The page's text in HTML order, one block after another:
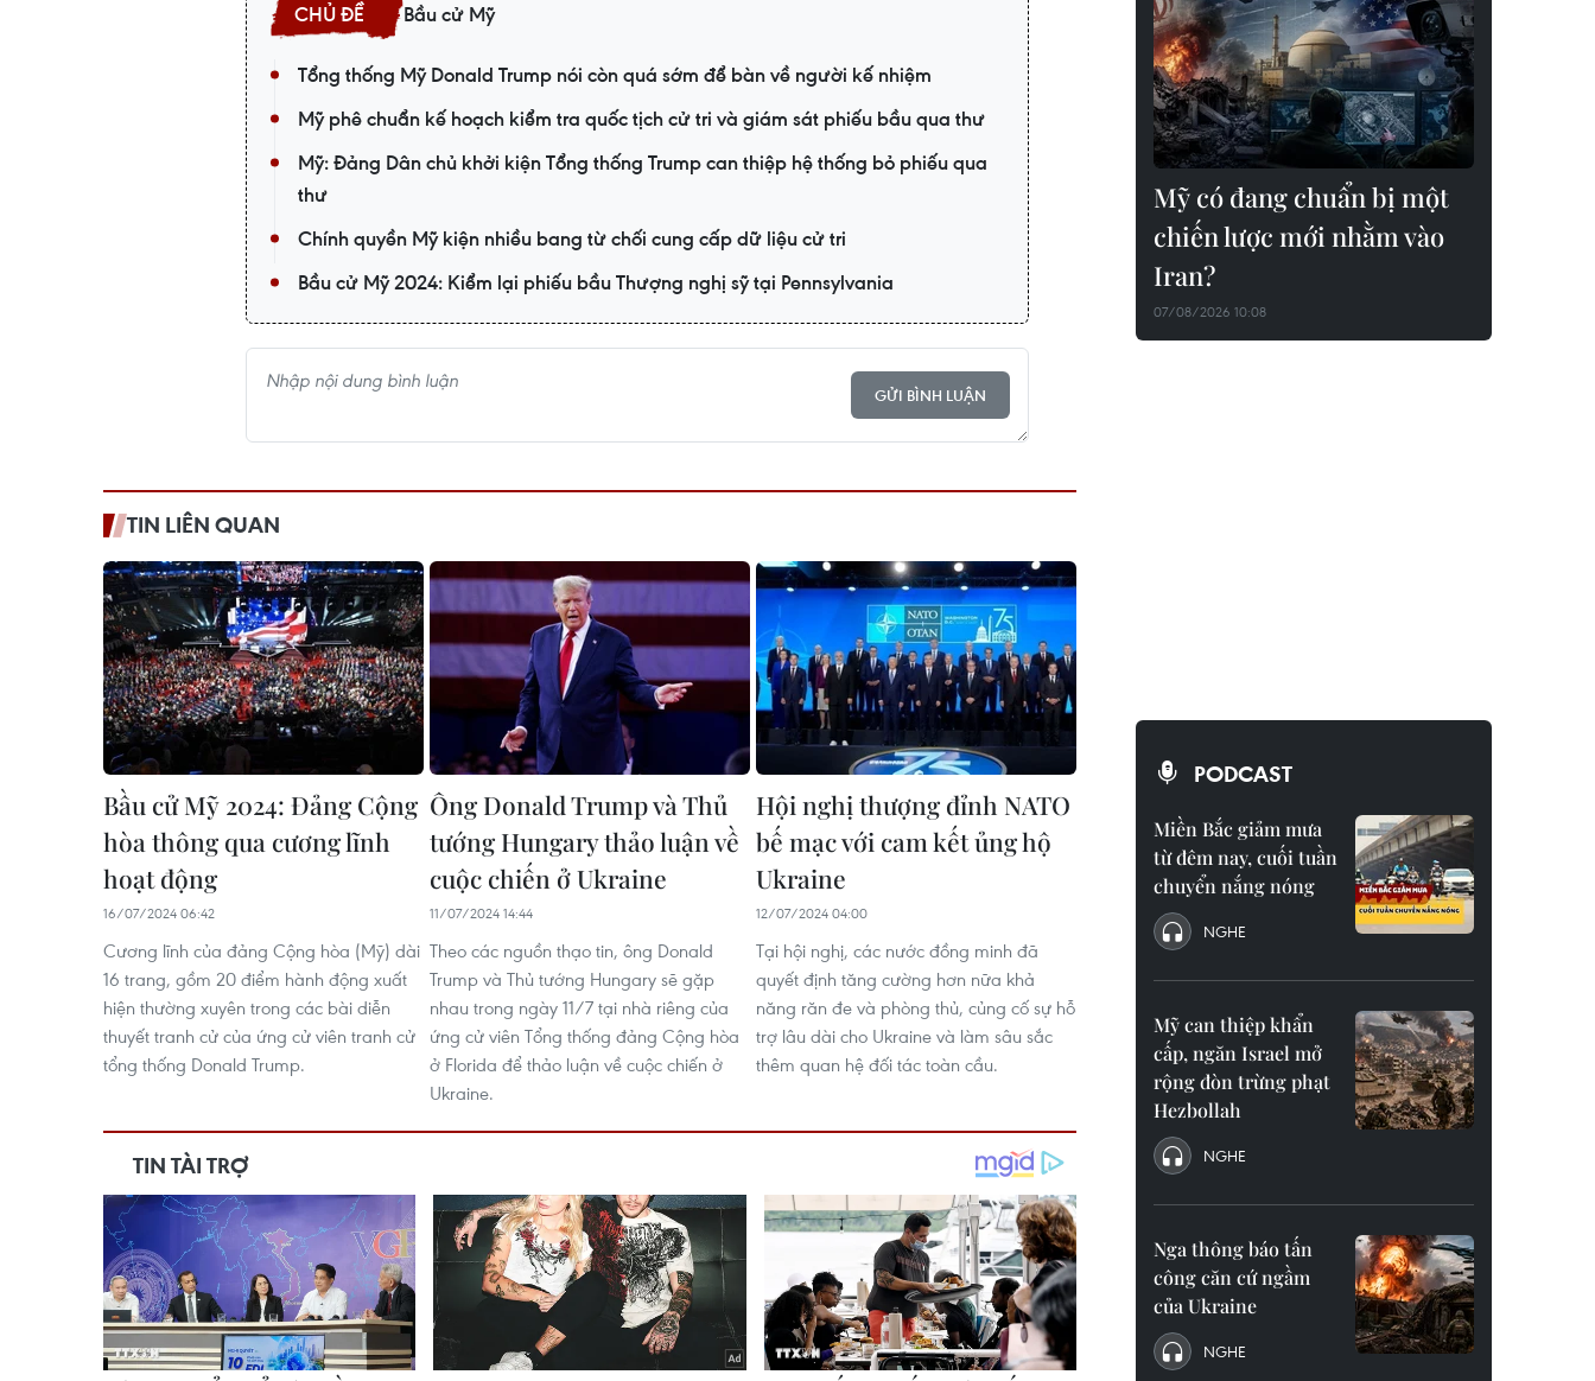
Bầu cử Mỹ
Tổng thống Mỹ Donald Trump nói còn quá sớm để bàn về người kế nhiệm
Mỹ phê chuẩn kế hoạch kiểm tra quốc tịch cử tri và giám sát phiếu bầu qua thư
Mỹ: Đảng Dân chủ khởi kiện Tổng thống Trump can thiệp hệ thống bỏ phiếu qua
thư
Chính quyền Mỹ kiện nhiều bang từ chối cung cấp dữ liệu cử tri
Bầu cử Mỹ 2024: Kiểm lại phiếu bầu Thượng nghị sỹ tại Pennsylvania
GỬI BÌNH LUẬN
TIN LIÊN QUAN
Bầu cử Mỹ 2024: Đảng Cộng
hòa thông qua cương lĩnh
hoạt động
16/07/2024 06:42
Cương lĩnh của đảng Cộng hòa (Mỹ) dài
16 trang, gồm 20 điểm hành động xuất
hiện thường xuyên trong các bài diễn
thuyết tranh cử của ứng cử viên tranh cử
tổng thống Donald Trump.
Ông Donald Trump và Thủ
tướng Hungary thảo luận về
cuộc chiến ở Ukraine
11/07/2024 14:44
Theo các nguồn thạo tin, ông Donald
Trump và Thủ tướng Hungary sẽ gặp
nhau trong ngày 11/7 tại nhà riêng của
ứng cử viên Tổng thống đảng Cộng hòa
ở Florida để thảo luận về cuộc chiến ở
Ukraine.
Hội nghị thượng đỉnh NATO
bế mạc với cam kết ủng hộ
Ukraine
12/07/2024 04:00
Tại hội nghị, các nước đồng minh đã
quyết định tăng cường hơn nữa khả
năng răn đe và phòng thủ, củng cố sự hỗ
trợ lâu dài cho Ukraine và làm sâu sắc
thêm quan hệ đối tác toàn cầu.
Mỹ có đang chuẩn bị một
chiến lược mới nhằm vào
Iran?
07/08/2026 10:08
PODCAST
Miền Bắc giảm mưa
từ đêm nay, cuối tuần
chuyển nắng nóng
NGHE
Mỹ can thiệp khẩn
cấp, ngăn Israel mở
rộng đòn trừng phạt
Hezbollah
NGHE
Nga thông báo tấn
công căn cứ ngầm
của Ukraine
NGHE